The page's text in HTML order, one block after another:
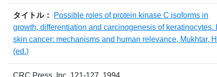
タイトル：
Possible roles of protein kinase C isoforms in
growth, differentiation and carcinogenesis of keratinocytes.
skin cancer: mechanisms and human relevance, Mukhtar,
(ed.)